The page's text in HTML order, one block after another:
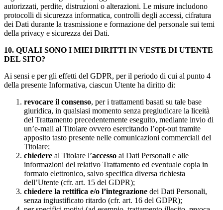
autorizzati, perdite, distruzioni o alterazioni. Le misure includono
protocolli di sicurezza informatica, controlli degli accessi, cifratura
dei Dati durante la trasmissione e formazione del personale sui temi
della privacy e sicurezza dei Dati.
10. QUALI SONO I MIEI DIRITTI IN VESTE DI UTENTE
DEL SITO?
Ai sensi e per gli effetti del GDPR, per il periodo di cui al punto 4
della presente Informativa, ciascun Utente ha diritto di:
revocare il consenso, per i trattamenti basati su tale base
giuridica, in qualsiasi momento senza pregiudicare la liceità
del Trattamento precedentemente eseguito, mediante invio di
un’e-mail al Titolare ovvero esercitando l’opt-out tramite
apposito tasto presente nelle comunicazioni commerciali del
Titolare;
chiedere al Titolare l’accesso ai Dati Personali e alle
informazioni del relativo Trattamento ed eventuale copia in
formato elettronico, salvo specifica diversa richiesta
dell’Utente (cfr. art. 15 del GDPR);
chiedere la rettifica e/o l’integrazione dei Dati Personali,
senza ingiustificato ritardo (cfr. art. 16 del GDPR);